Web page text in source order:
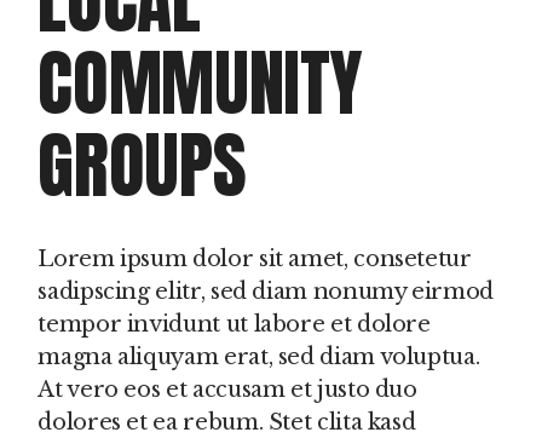
COMMUNITY
GROUPS
Lorem ipsum dolor sit amet, consetetur
sadipscing elitr, sed diam nonumy eirmod
tempor invidunt ut labore et dolore
magna aliquyam erat, sed diam voluptua.
At vero eos et accusam et justo duo
dolores et ea rebum. Stet clita kasd